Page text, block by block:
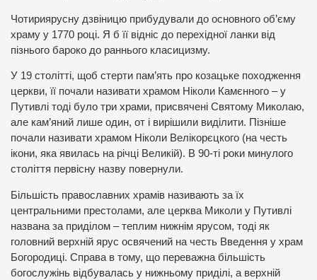
Чотириярусну дзвіницю прибудували до основного об’єму
храму у 1770 році. Я б її відніс до перехідної ланки від
пізнього бароко до раннього класицизму.
У 19 столітті, щоб стерти пам’ять про козацьке походження
церкви, її почали називати храмом Ніколи Камєнного – у
Путивлі тоді було три храми, присвячені Святому Миколаю,
але кам’яний лише один, от і вирішили виділити. Пізніше
почали називати храмом Ніколи Велікорєцкого (на честь
ікони, яка явилась на річці Великій). В 90-ті роки минулого
століття первісну назву повернули.
Більшість православних храмів називають за їх
центральними престолами, але церква Миколи у Путивлі
названа за приділом – теплим нижнім ярусом, тоді як
головний верхній ярус освячений на честь Введення у храм
Богородиці. Справа в тому, що переважна більшість
богослужінь відбувалась у нижньому приділі, а верхній